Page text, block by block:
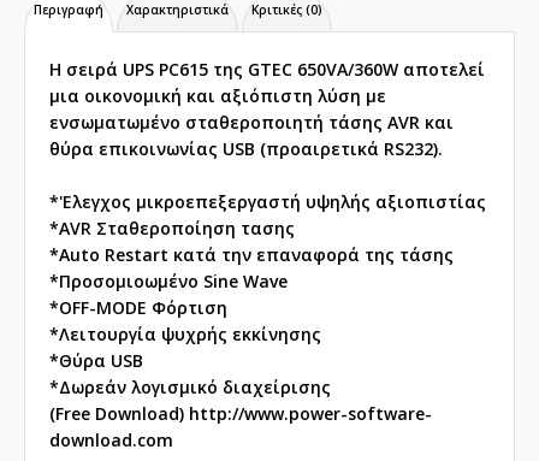
Περιγραφή Χαρακτηριστικά Κριτικές (0)
Η σειρά UPS PC615 της GTEC 650VA/360W αποτελεί
μια οικονομική και αξιόπιστη λύση με
ενσωματωμένο σταθεροποιητή τάσης AVR και
θύρα επικοινωνίας USB (προαιρετικά RS232).
*'Ελεγχος μικροεπεξεργαστή υψηλής αξιοπιστίας
*AVR Σταθεροποίηση τασης
*Auto Restart κατά την επαναφορά της τάσης
*Προσομιοωμένο Sine Wave
*OFF-MODE Φόρτιση
*Λειτουργία ψυχρής εκκίνησης
*Θύρα USB
*Δωρεάν λογισμικό διαχείρισης
(Free Download) http://www.power-software-
download.com